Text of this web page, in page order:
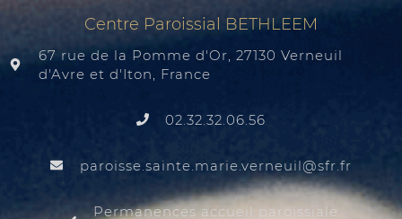
Centre Paroissial BETHLEEM
67 rue de la Pomme d'Or, 27130 Verneuil
d'Avre et d'Iton, France
02.32.32.06.56
rf.rfs
@liuenrev.eiram.etnias.essiorap
Permanences accueil paroissiale